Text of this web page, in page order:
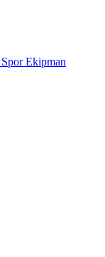
Spor Ekipman